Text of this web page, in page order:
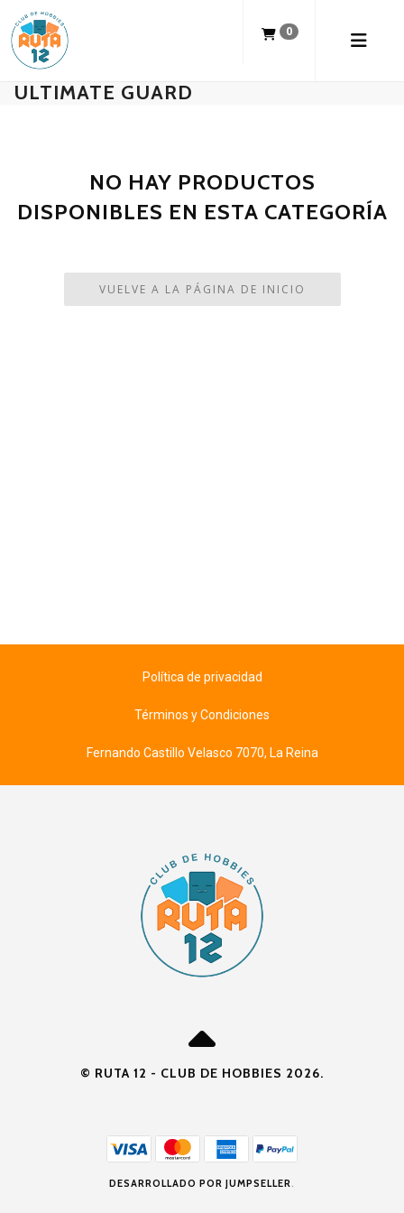
0
ULTIMATE GUARD
NO HAY PRODUCTOS
DISPONIBLES EN ESTA CATEGORÍA
VUELVE A LA PÁGINA DE INICIO
Política de privacidad
Términos y Condiciones
Fernando Castillo Velasco 7070, La Reina
© RUTA 12 - CLUB DE HOBBIES 2026.
DESARROLLADO POR JUMPSELLER.